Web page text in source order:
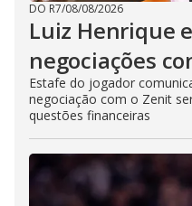
DO R7/08/08/2026
Luiz Henrique
negociações
Estafe do jogador
negociação com o Zenit
questões financeiras